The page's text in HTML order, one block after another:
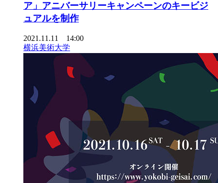
ア」アニバーサリーキャンペーンのキービジ
ュアルを制作
2021.11.11 14:00
横浜美術大学